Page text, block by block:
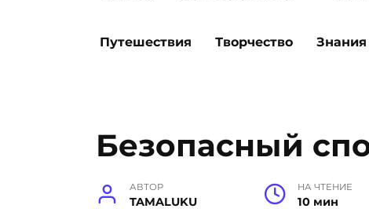
Путешествия Творчество Знания
Безопасный
АВТОР
TAMALUKU
НА ЧТЕНИЕ
10 мин